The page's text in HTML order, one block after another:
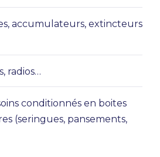
accumulateurs, extincteurs
radios…
conditionnés en boites
(seringues, pansements,